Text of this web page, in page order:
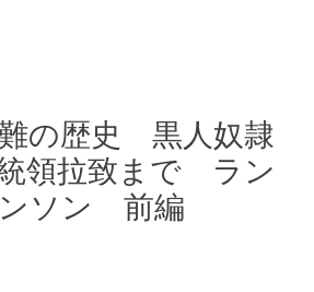
の歴史 黒人奴隷
領拉致まで ラン
ソン 前編